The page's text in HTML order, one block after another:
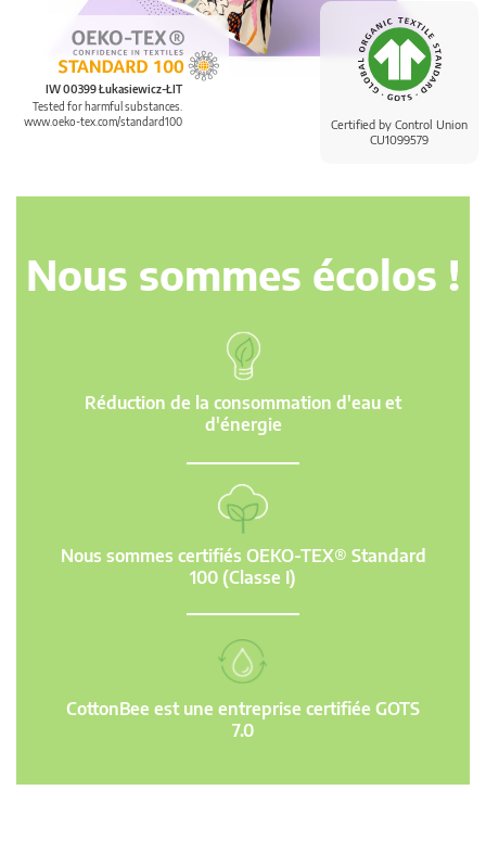
Certified by Control Union
CU1099579
IW 00399 Łukasiewicz-ŁIT
Tested for harmful substances.
www.oeko-tex.com/standard100
Nous sommes écolos !
Réduction de la consommation d'eau et
d'énergie
Nous sommes certifiés OEKO-TEX® Standard
100 (Classe I)
CottonBee est une entreprise certifiée GOTS
7.0